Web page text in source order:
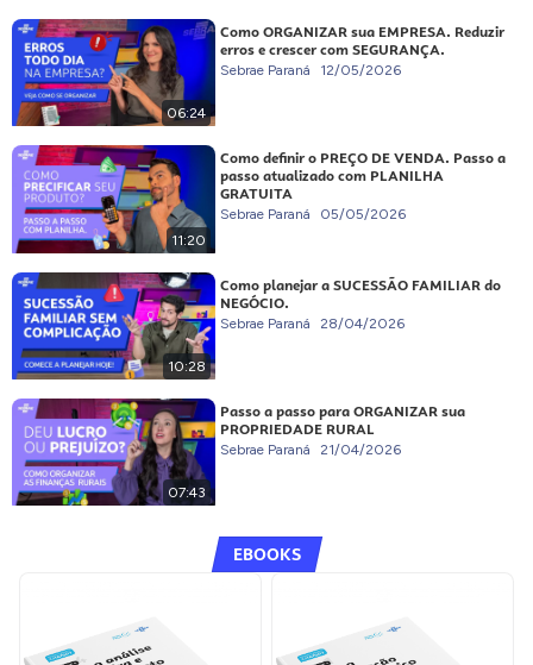
06:24
Como ORGANIZAR sua EMPRESA. Reduzir
erros e crescer com SEGURANÇA.
Sebrae Paraná 12/05/2026
11:20
Como definir o PREÇO DE VENDA. Passo a
passo atualizado com PLANILHA
GRATUITA
Sebrae Paraná 05/05/2026
10:28
Como planejar a SUCESSÃO FAMILIAR do
NEGÓCIO.
Sebrae Paraná 28/04/2026
07:43
Passo a passo para ORGANIZAR sua
PROPRIEDADE RURAL
Sebrae Paraná 21/04/2026
EBOOKS